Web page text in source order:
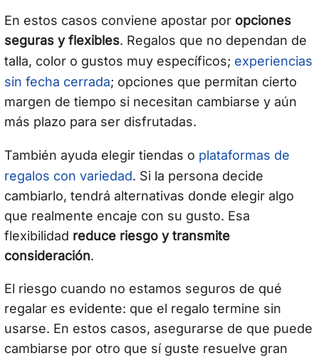
En estos casos conviene apostar por opciones
seguras y flexibles. Regalos que no dependan de
talla, color o gustos muy específicos; experiencias
sin fecha cerrada; opciones que permitan cierto
margen de tiempo si necesitan cambiarse y aún
más plazo para ser disfrutadas.
También ayuda elegir tiendas o plataformas de
regalos con variedad. Si la persona decide
cambiarlo, tendrá alternativas donde elegir algo
que realmente encaje con su gusto. Esa
flexibilidad reduce riesgo y transmite
consideración.
El riesgo cuando no estamos seguros de qué
regalar es evidente: que el regalo termine sin
usarse. En estos casos, asegurarse de que puede
cambiarse por otro que sí guste resuelve gran